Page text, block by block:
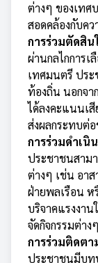
ต่างๆ ของเทศ
สอดคล้องกับค
การร่วมตัดสิน
ผ่านกลไกการ
เทศมนตรี ประ
ท้องถิ่น นอกจา
ได้ลงคะแนนเ
ส่งผลกระทบต่
การร่วมดำเนิ
ประชาชนสามา
ต่างๆ เช่น อา
ฝ่ายพลเรือน ห
บริจาคแรงงา
จัดกิจกรรมต่าง
การร่วมติดต
ประชาชนมีบท